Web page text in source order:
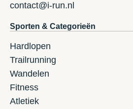
contact@i-run.nl
Sporten & Categorieën
Hardlopen
Trailrunning
Wandelen
Fitness
Atletiek